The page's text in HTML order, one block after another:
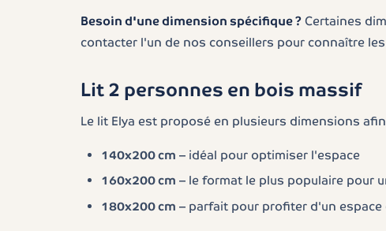
Besoin d'une dimension spécifique ? Certaines
contacter l'un de nos conseillers pour connaître
Lit 2 personnes en bois massif
Le lit Elya est proposé en plusieurs dimensions
140x200 cm – idéal pour optimiser l'espace
160x200 cm – le format le plus populaire pour
180x200 cm – parfait pour profiter d'un espace